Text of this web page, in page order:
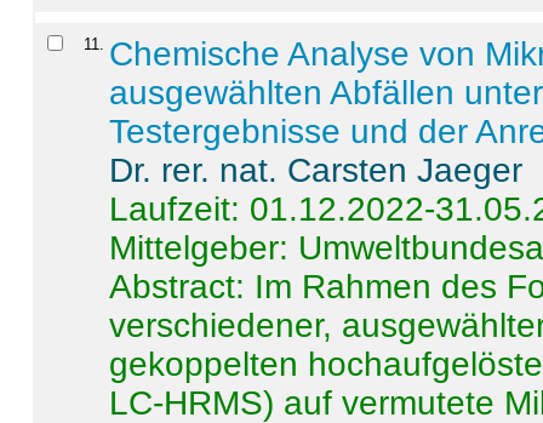
11
Chemische Analyse von
ausgewählten Abfällen
Testergebnisse und der
Dr. rer. nat. Carsten Jaeger
Laufzeit: 01.12.2022-
Mittelgeber:
Abstract: Im Rahmen des
verschiedener,
gekoppelten
LC-HRMS) auf vermutete